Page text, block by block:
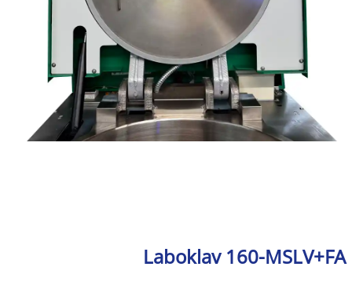
Laboklav 160-MSLV+FA